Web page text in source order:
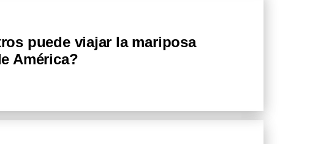
puede viajar la mariposa
América?